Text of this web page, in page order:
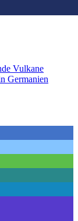
Vulkane
Germanien